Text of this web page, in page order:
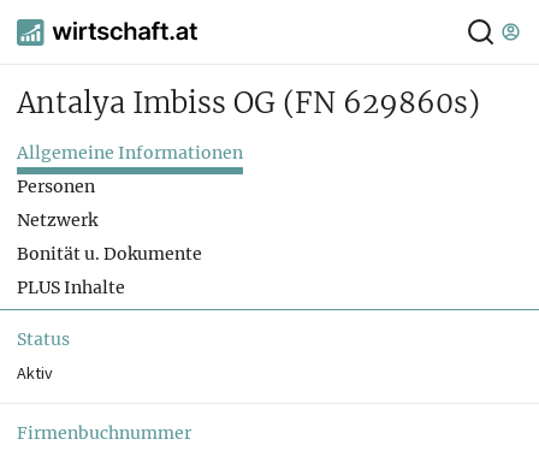
Antalya Imbiss OG (FN 629860s)
Allgemeine Informationen
Personen
Netzwerk
Bonität u. Dokumente
PLUS Inhalte
Status
Aktiv
Firmenbuchnummer